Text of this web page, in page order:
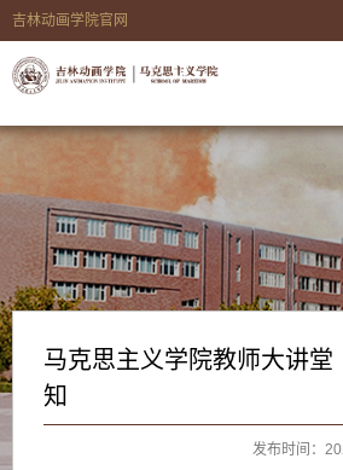
吉林动画学院官网
马克思主义学院教师大讲堂
知
发布时间：